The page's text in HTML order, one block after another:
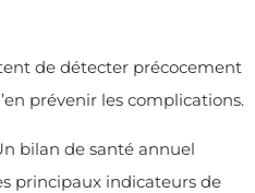
de détecter précocement
prévenir les complications.
bilan de santé annuel
principaux indicateurs de